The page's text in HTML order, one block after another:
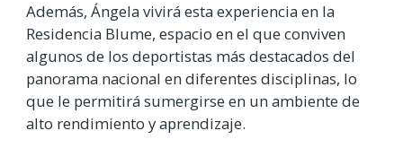
Además, Ángela vivirá esta experiencia en la
Residencia Blume, espacio en el que conviven
algunos de los deportistas más destacados del
panorama nacional en diferentes disciplinas, lo
que le permitirá sumergirse en un ambiente de
alto rendimiento y aprendizaje.